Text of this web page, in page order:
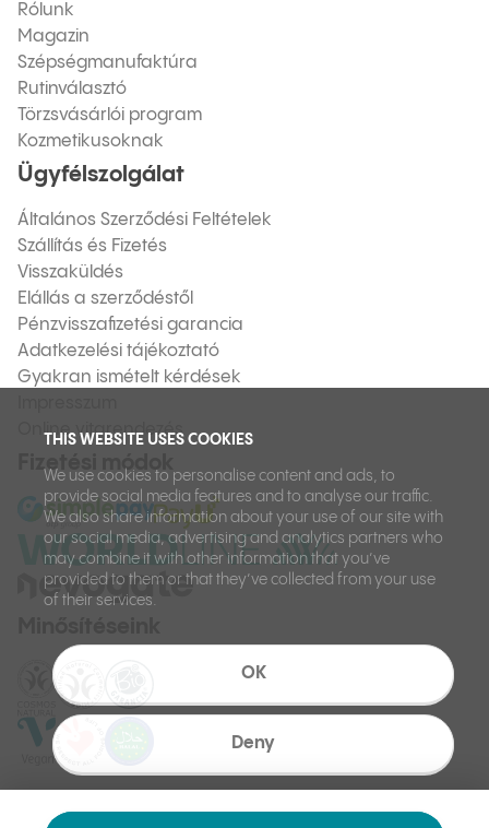
THIS WEBSITE USES COOKIES
We use cookies to personalise content and ads, to
provide social media features and to analyse our traffic.
We also share information about your use of our site with
our social media, advertising and analytics partners who
may combine it with other information that you’ve
provided to them or that they’ve collected from your use
of their services.
OK
Deny
Rólunk
Magazin
Szépségmanufaktúra
Rutinválasztó
Törzsvásárlói program
Kozmetikusoknak
Ügyfélszolgálat
Általános Szerződési Feltételek
Szállítás és Fizetés
Visszaküldés
Elállás a szerződéstől
Pénzvisszafizetési garancia
Adatkezelési tájékoztató
Gyakran ismételt kérdések
Online vitarendezés
Fizetési módok